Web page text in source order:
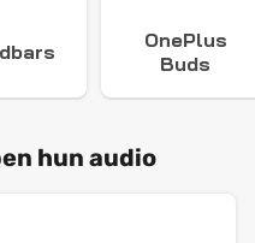
OnePlus
Buds
hun audio